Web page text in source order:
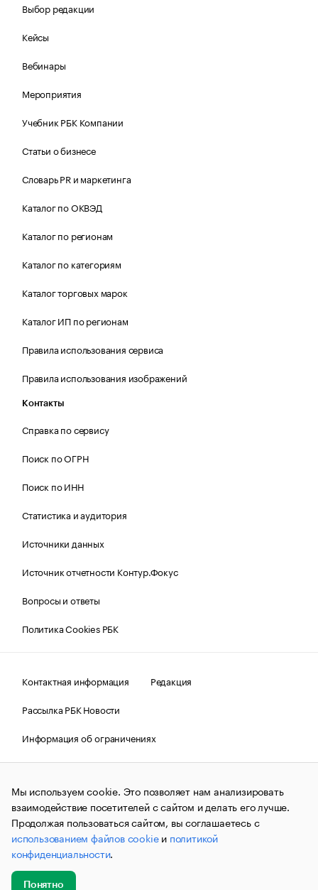
Выбор редакции
Кейсы
Вебинары
Мероприятия
Учебник РБК Компании
Статьи о бизнесе
Словарь PR и маркетинга
Каталог по ОКВЭД
Каталог по регионам
Каталог по категориям
Каталог торговых марок
Каталог ИП по регионам
Правила использования сервиса
Правила использования изображений
Контакты
Справка по сервису
Поиск по ОГРН
Поиск по ИНН
Статистика и аудитория
Источники данных
Источник отчетности Контур.Фокус
Вопросы и ответы
Политика Cookies РБК
Контактная информация
Редакция
Рассылка РБК Новости
Информация об ограничениях
Правовая информация
О соблюдении авторских прав
© АО «РОСБИЗНЕСКОНСАЛТИНГ»,1995–2026.Сообщения
и материалы информационного агентства «РБК»
(зарегистрировано Федеральной службой по надзору в сфере
связи, информационных технологий и массовых
коммуникаций (Роскомнадзор) 09.12.2015 за номером ИА
№ФС77-63848) сопровождаются пометкой «РБК». Отдельные
публикации могут содержать информацию,
не предназначенную для пользователей
до 18 лет.
Мы используем cookie. Это позволяет нам анализировать
взаимодействие посетителей с сайтом и делать его лучше.
Продолжая пользоваться сайтом, вы соглашаетесь с
использованием файлов cookieи политикой
конфиденциальности.
Понятно